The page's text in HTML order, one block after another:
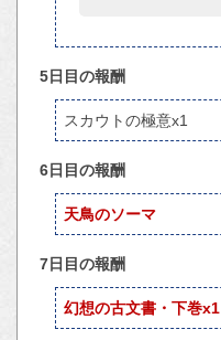
5日目の報酬
スカウトの極意x1
6日目の報酬
天鳥のソーマ
7日目の報酬
幻想の古文書・下巻x1